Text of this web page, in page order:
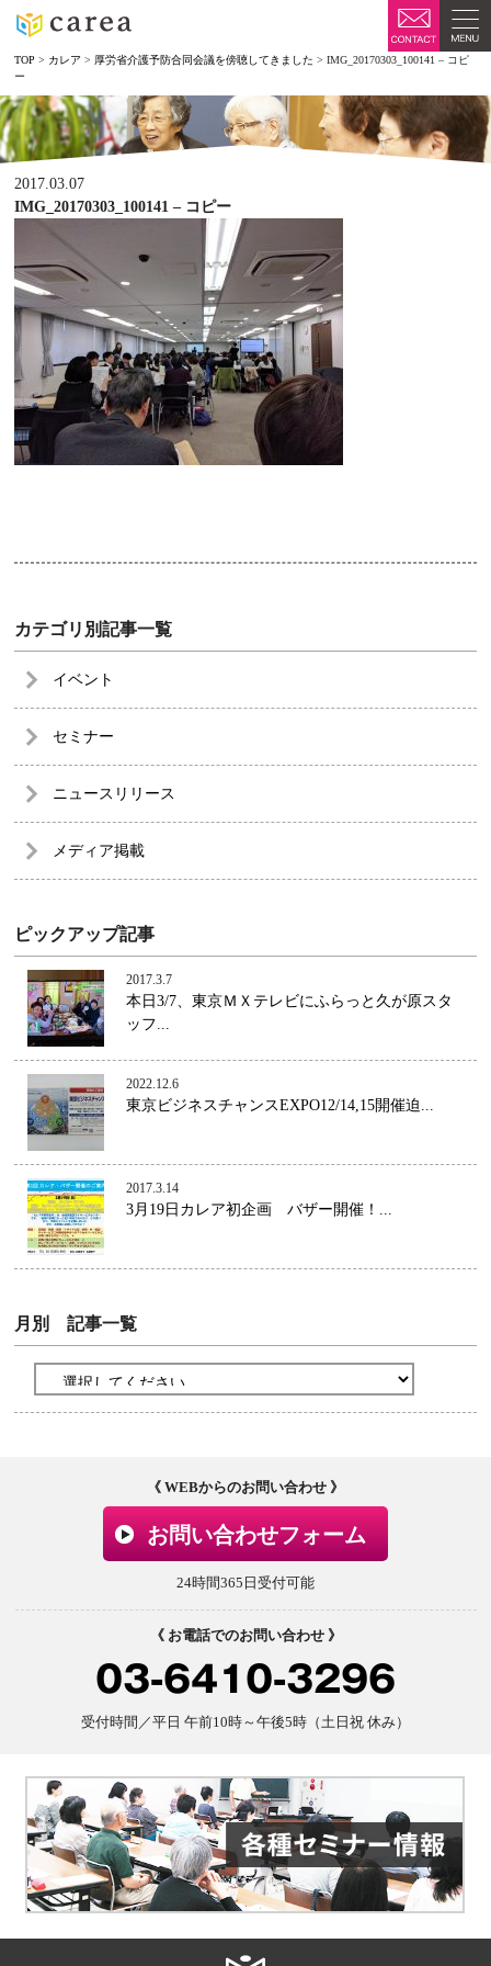
TOP > カレア > 厚労省介護予防合同会議を傍聴してきました >IMG_20170303_100141 – コピ
ー
2017.03.07
IMG_20170303_100141 – コピー
カテゴリ別記事一覧
イベント
セミナー
ニュースリリース
メディア掲載
ピックアップ記事
2017.3.7
本日3/7、東京ＭＸテレビにふらっと久が原スタ
ッフ...
2022.12.6
東京ビジネスチャンスEXPO12/14,15開催迫...
2017.3.14
3月19日カレア初企画 バザー開催！...
月別 記事一覧
《 WEBからのお問い合わせ 》
お問い合わせフォーム
24時間365日受付可能
《 お電話でのお問い合わせ 》
03-6410-3296
受付時間／平日 午前10時～午後5時（土日祝 休み）